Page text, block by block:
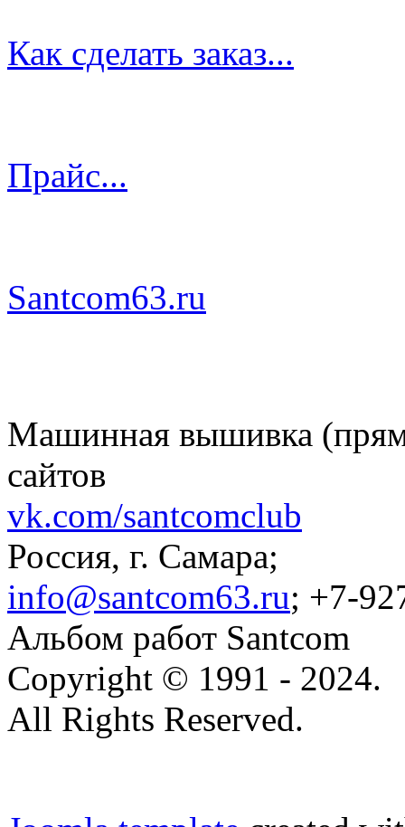
Как сделать заказ...
Прайс...
Santcom63.ru
Машинная вышивка
сайтов
vk.com/santcomclub
Россия, г. Самара;
info@santcom63.ru; +7-
Альбом работ Santcom
Copyright © 1991 - 2024.
All Rights Reserved.